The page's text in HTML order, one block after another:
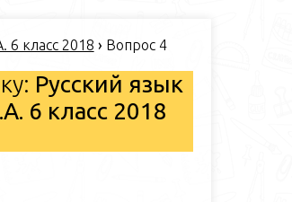
6 класс 2018 › Вопрос 4
Русский язык
6 класс 2018